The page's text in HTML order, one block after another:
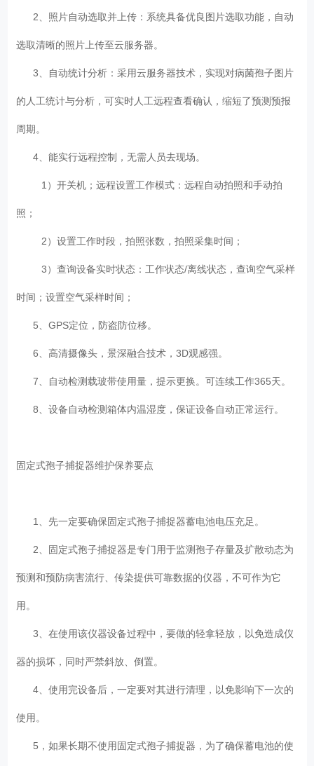
2、照片自动选取并上传：系统具备优良图片选取功能，自动
选取清晰的照片上传至云服务器。
3、自动统计分析：采用云服务器技术，实现对病菌孢子图片
的人工统计与分析，可实时人工远程查看确认，缩短了预测预报
周期。
4、能实行远程控制，无需人员去现场。
1）开关机；远程设置工作模式：远程自动拍照和手动拍
照；
2）设置工作时段，拍照张数，拍照采集时间；
3）查询设备实时状态：工作状态/离线状态，查询空气采样
时间；设置空气采样时间；
5、GPS定位，防盗防位移。
6、高清摄像头，景深融合技术，3D观感强。
7、自动检测载玻带使用量，提示更换。可连续工作365天。
8、设备自动检测箱体内温湿度，保证设备自动正常运行。
固定式孢子捕捉器维护保养要点
1、先一定要确保固定式孢子捕捉器蓄电池电压充足。
2、固定式孢子捕捉器是专门用于监测孢子存量及扩散动态为
预测和预防病害流行、传染提供可靠数据的仪器，不可作为它
用。
3、在使用该仪器设备过程中，要做的轻拿轻放，以免造成仪
器的损坏，同时严禁斜放、倒置。
4、使用完设备后，一定要对其进行清理，以免影响下一次的
使用。
5，如果长期不使用固定式孢子捕捉器，为了确保蓄电池的使